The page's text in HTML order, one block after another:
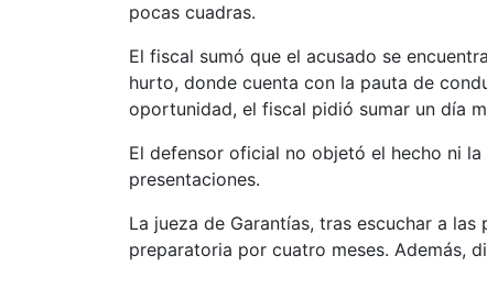
pocas cuadras.
El fiscal sumó que el acusado se
hurto, donde cuenta con la pauta de
oportunidad, el fiscal pidió sumar un día
El defensor oficial no objetó el hecho ni
presentaciones.
La jueza de Garantías, tras escuchar a
preparatoria por cuatro meses. Además,